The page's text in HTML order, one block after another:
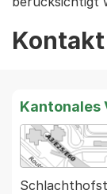
Kontakt
Kantonales